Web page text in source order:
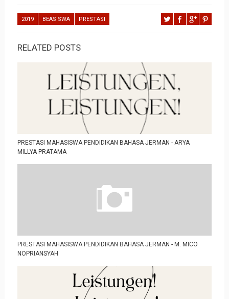
2019 BEASISWA PRESTASI
RELATED POSTS
PRESTASI MAHASISWA PENDIDIKAN BAHASA JERMAN - ARYA
MILLYA PRATAMA
PRESTASI MAHASISWA PENDIDIKAN BAHASA JERMAN - M. MICO
NOPRIANSYAH